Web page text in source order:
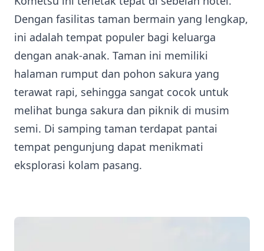
Dengan fasilitas taman bermain yang lengkap,
ini adalah tempat populer bagi keluarga
dengan anak-anak. Taman ini memiliki
halaman rumput dan pohon sakura yang
terawat rapi, sehingga sangat cocok untuk
melihat bunga sakura dan piknik di musim
semi. Di samping taman terdapat pantai
tempat pengunjung dapat menikmati
eksplorasi kolam pasang.